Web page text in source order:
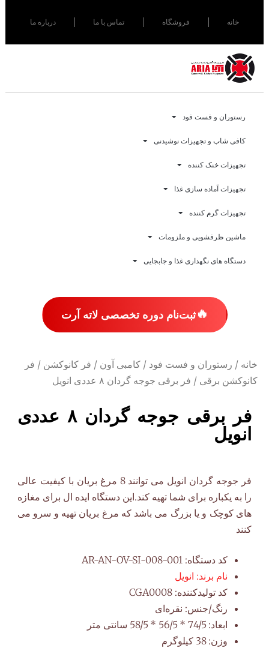
خانه فروشگاه تماس با ما درباره ما
رستوران و فست فود
کافی شاپ و تجهیزات نوشیدنی
تجهیزات خنک کننده
تجهیزات آماده سازی غذا
تجهیزات گرم کننده
ماشین ظرفشویی و ملزومات
دستگاه های نگهداری غذا و جابجایی
🔥ثبت‌نام دوره تخصصی لاته آرت
خانه / رستوران و فست فود / کامبی آون / فر کانوکشن / فر
کانوکشن برقی / فر برقی جوجه گردان ۸ عددی انویل
فر برقی جوجه گردان ۸ عددی
انویل
فر جوجه گردان انویل می توانند 8 مرغ بریان با کیفیت عالی
را به یکباره برای شما تهیه کند.این دستگاه ایده ال برای مغازه
های کوچک و یا بزرگ می باشد که مرغ بریان تهیه و سرو می
کنند
کد دستگاه: AR-AN-OV-SI-008-001
نام برند: انویل
کد تولیدکننده: CGA0008
رنگ/جنس: نقره‌ای
ابعاد: 74/5 * 56/5 * 58/5 سانتی متر
وزن:38 کیلوگرم